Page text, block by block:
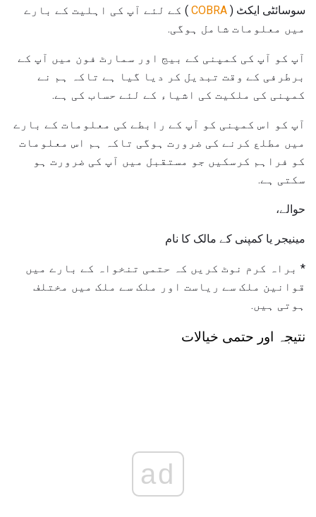
سوسائٹی ایکٹ ( COBRA ) کے لئے آپ کی اہلیت کے بارے
میں معلومات شامل ہوگی.
آپ کو آپ کی کمپنی کے بیج اور سمارٹ فون میں آپ کے
برطرفی کے وقت تبدیل کر دیا گیا ہے تاکہ ہم نے
کمپنی کی ملکیت کی اشیاء کے لئے حساب کی ہے.
آپ کو اس کمپنی کو آپ کے رابطے کی معلومات کے بارے
میں مطلع کرنے کی ضرورت ہوگی تاکہ ہم اس معلومات
کو فراہم کرسکیں جو مستقبل میں آپ کی ضرورت ہو
سکتی ہے.
حوالے،
مینیجر یا کمپنی کے مالک کا نام
* براہ کرم نوٹ کریں کہ حتمی تنخواہ کے بارے میں
قوانین ملک سے ریاست اور ملک سے ملک میں مختلف
ہوتی ہیں.
نتیجہ اور حتمی خیالات
ad